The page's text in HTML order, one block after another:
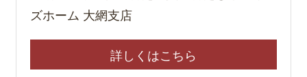
ズホーム 大網支店
詳しくはこちら